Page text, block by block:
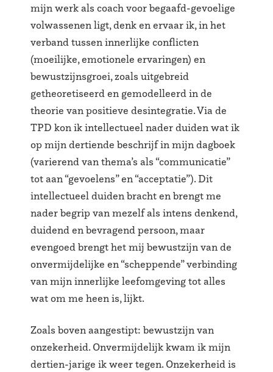
mijn werk als coach voor begaafd-gevoelige
volwassenen ligt, denk en ervaar ik, in het
verband tussen innerlijke conflicten
(moeilijke, emotionele ervaringen) en
bewustzijnsgroei, zoals uitgebreid
getheoretiseerd en gemodelleerd in de
theorie van positieve desintegratie. Via de
TPD kon ik intellectueel nader duiden wat ik
op mijn dertiende beschrijf in mijn dagboek
(varierend van thema’s als “communicatie”
tot aan “gevoelens” en “acceptatie”). Dit
intellectueel duiden bracht en brengt me
nader begrip van mezelf als intens denkend,
duidend en bevragend persoon, maar
evengoed brengt het mij bewustzijn van de
onvermijdelijke en “scheppende” verbinding
van mijn innerlijke leefomgeving tot alles
wat om me heen is, lijkt.
Zoals boven aangestipt: bewustzijn van
onzekerheid. Onvermijdelijk kwam ik mijn
dertien-jarige ik weer tegen. Onzekerheid is